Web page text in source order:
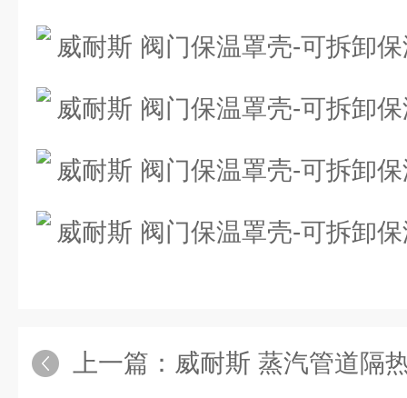
上一篇： 威耐斯 蒸汽管道隔热衣 法兰